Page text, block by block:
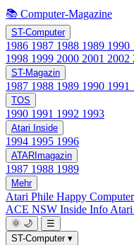
📚 Computer-Magazine
ST-Computer
1986 1987 1988 1989 1990
1998 1999 2000 2001 2002
ST-Magazin
1987 1988 1989 1990 1991
TOS
1990 1991 1992 1993
Atari Inside
1994 1995 1996
ATARImagazin
1987 1988 1989
Mehr
Atari Phile Happy Computer
ACE NSW Inside Info
🌞 🌙
☰
ST-Computer ▾